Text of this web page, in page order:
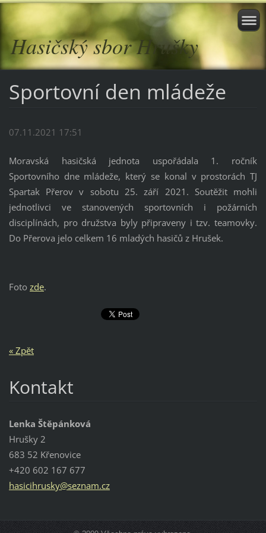
Hasičský sbor Hrušky
Sportovní den mládeže
07.11.2021 17:51
Moravská hasičská jednota uspořádala 1. ročník
Sportovního dne mládeže, který se konal v prostorách TJ
Spartak Přerov v sobotu 25. září 2021. Soutěžit mohli
jednotlivci ve stanovených sportovních i požárních
disciplínách, pro družstva byly připraveny i tzv. teamovky.
Do Přerova jelo celkem 16 mladých hasičů z Hrušek.
Foto zde.
« Zpět
Kontakt
Lenka Štěpánková
Hrušky 2
683 52 Křenovice
+420 602 167 677
hasicihrusky@seznam.cz